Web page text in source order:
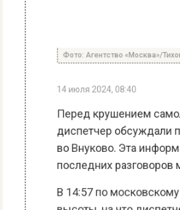
14 июля 2024, 08:40
Перед крушением
диспетчер обсуждали
во Внуково. Эта
последних разговоров
высоты, на что